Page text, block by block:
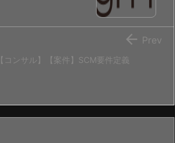
【コンサル】【案件】SCM要件定義
 Prev